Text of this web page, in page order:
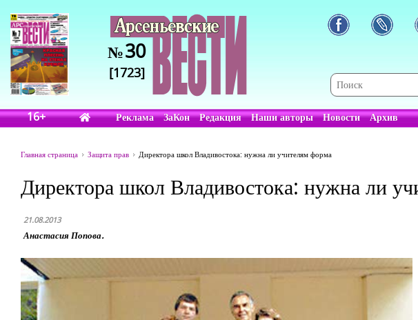
№30
[1723]
16+ Реклама ЗаКон Редакция Наши авторы Новости Архив
Главная страница Защита прав Директора школ Владивостока: нужна ли учителям форма
Директора школ Владивостока: нужна ли
21.08.2013
Анастасия Попова.